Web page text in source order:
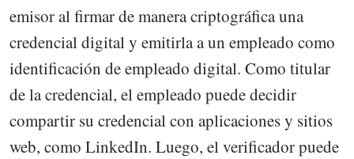
emisor al firmar de manera criptográfica una
credencial digital y emitirla a un empleado como
identificación de empleado digital. Como titular
de la credencial, el empleado puede decidir
compartir su credencial con aplicaciones y sitios
web, como LinkedIn. Luego, el verificador puede